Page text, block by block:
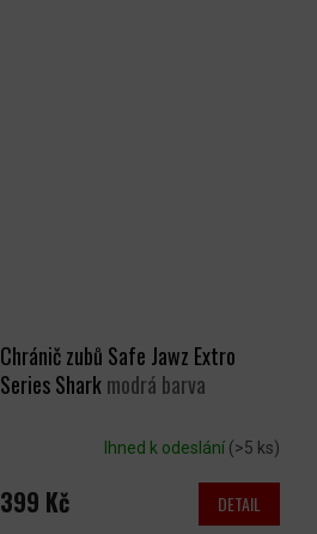
Chránič zubů Safe Jawz Extro
Series Sharkmodrá barva
Ihned k odeslání (>5 ks)
399 Kč DETAIL